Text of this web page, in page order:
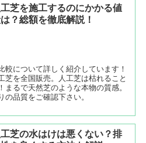
芝を施工するのにかかる値
？総額を徹底解説！
較について詳しく紹介しています！
芝を全国販売。人工芝は枯れること
るで天然芝のような本物の質感。
の品質をご確認下さい。
芝の水はけは悪くない？排